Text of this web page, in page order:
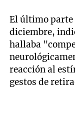
El último parte
diciembre,
hallaba
reacción al
gestos de